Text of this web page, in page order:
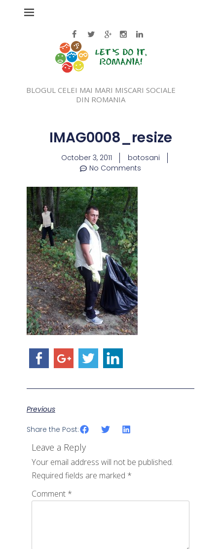
BLOGUL CELEI MAI MARI MISCARI SOCIALE
DIN ROMANIA
IMAG0008_resize
October 3, 2011
botosani
No Comments
Previous
Share the Post:
Leave a Reply
Your email address will not be published.
Required fields are marked *
Comment *